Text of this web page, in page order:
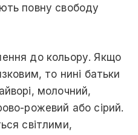
повну свободу
до кольору. Якщо
то нині батьки
молочний,
рожевий або сірий.
світлими,